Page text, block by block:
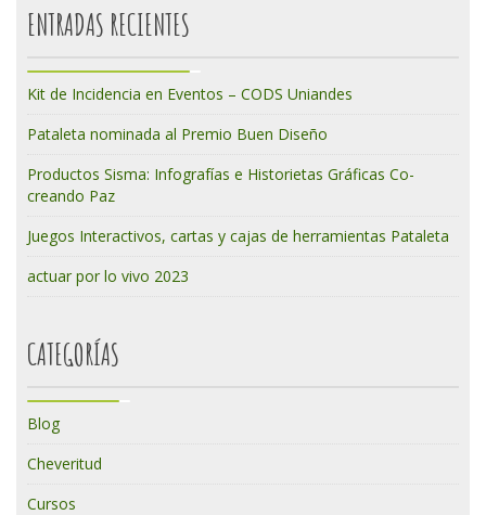
ENTRADAS RECIENTES
Kit de Incidencia en Eventos – CODS Uniandes
Pataleta nominada al Premio Buen Diseño
Productos Sisma: Infografías e Historietas Gráficas Co-
creando Paz
Juegos Interactivos, cartas y cajas de herramientas Pataleta
actuar por lo vivo 2023
CATEGORÍAS
Blog
Cheveritud
Cursos